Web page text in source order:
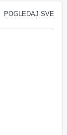
POGLEDAJ SVE